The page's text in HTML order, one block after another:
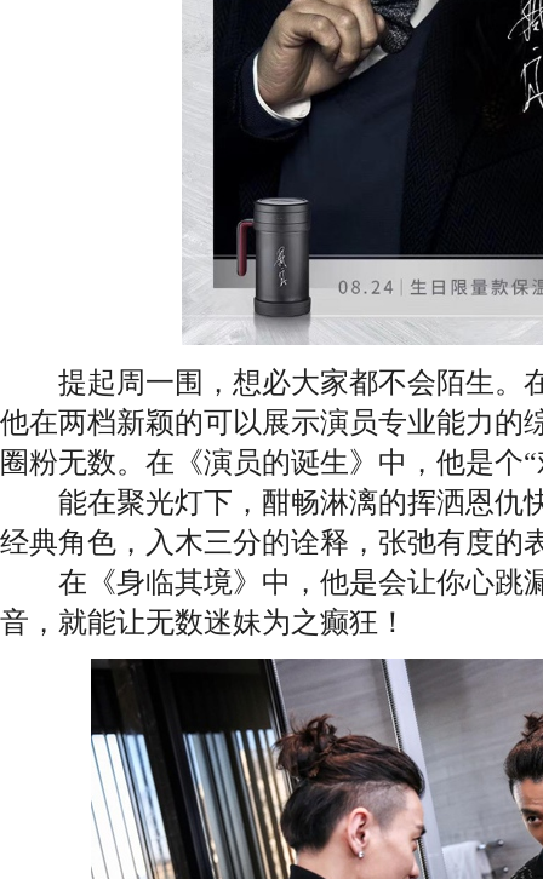
提起周一围，想必大家都不会陌生。在
他在两档新颖的可以展示演员专业能力的
圈粉无数。在《演员的诞生》中，他是个
能在聚光灯下，酣畅淋漓的挥洒恩仇
经典角色，入木三分的诠释，张弛有度的
在《身临其境》中，他是会让你心跳
音，就能让无数迷妹为之癫狂！